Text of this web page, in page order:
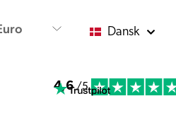
Dansk
4,6 /5